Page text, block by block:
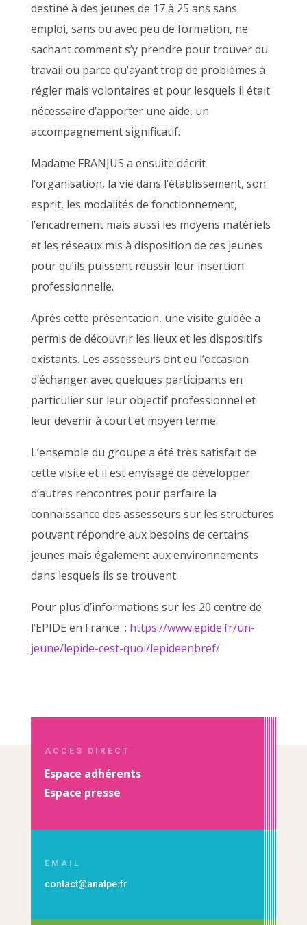
destiné à des jeunes de 17 à 25 ans sans
emploi, sans ou avec peu de formation, ne
sachant comment s’y prendre pour trouver du
travail ou parce qu’ayant trop de problèmes à
régler mais volontaires et pour lesquels il était
nécessaire d’apporter une aide, un
accompagnement significatif.
Madame FRANJUS a ensuite décrit
l’organisation, la vie dans l’établissement, son
esprit, les modalités de fonctionnement,
l’encadrement mais aussi les moyens matériels
et les réseaux mis à disposition de ces jeunes
pour qu’ils puissent réussir leur insertion
professionnelle.
Après cette présentation, une visite guidée a
permis de découvrir les lieux et les dispositifs
existants. Les assesseurs ont eu l’occasion
d’échanger avec quelques participants en
particulier sur leur objectif professionnel et
leur devenir à court et moyen terme.
L’ensemble du groupe a été très satisfait de
cette visite et il est envisagé de développer
d’autres rencontres pour parfaire la
connaissance des assesseurs sur les structures
pouvant répondre aux besoins de certains
jeunes mais également aux environnements
dans lesquels ils se trouvent.
Pour plus d’informations sur les 20 centre de
l’EPIDE en France : https://www.epide.fr/un-
jeune/lepide-cest-quoi/lepideenbref/
ACCES DIRECT
Espace adhérents
Espace presse
EMAIL
contact@anatpe.fr